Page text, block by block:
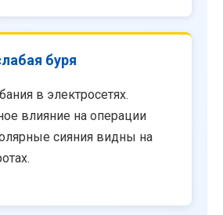
буря
в электросетях.
влияние на операции
сияния видны на